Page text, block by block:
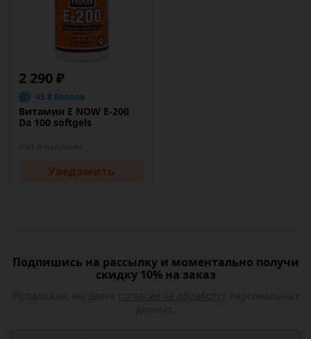
2 290 ₽
45.8 баллов
Витамин Е NOW E-200
Da 100 softgels
Уведомить
Подпишись на рассылку и моментально получи
скидку 10% на заказ